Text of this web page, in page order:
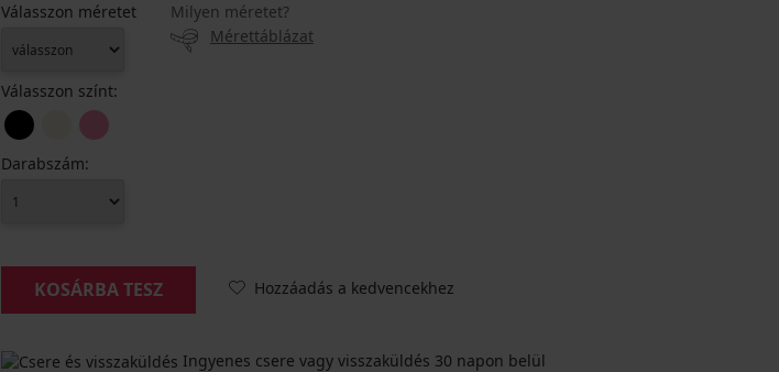
Válasszon méretet
Milyen méretet?
Mérettáblázat
Válasszon színt:
Darabszám:
KOSÁRBA TESZ Hozzáadás a kedvencekhez
Ingyenes csere vagy visszaküldés 30 napon belül